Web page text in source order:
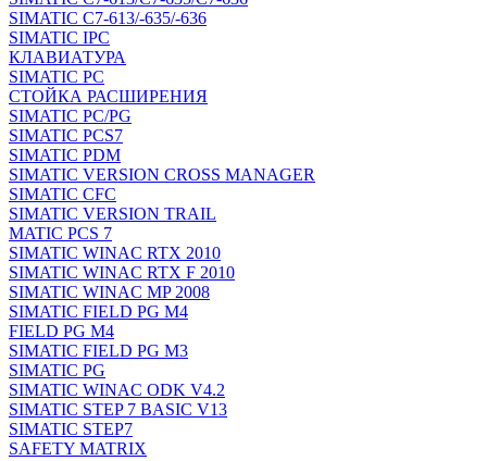
SIMATIC C7-613/-635/-636
SIMATIC IPC
КЛАВИАТУРА
SIMATIC PC
СТОЙКА РАСШИРЕНИЯ
SIMATIC PC/PG
SIMATIC PCS7
SIMATIC PDM
SIMATIC VERSION CROSS MANAGER
SIMATIC CFC
SIMATIC VERSION TRAIL
MATIC PCS 7
SIMATIC WINAC RTX 2010
SIMATIC WINAC RTX F 2010
SIMATIC WINAC MP 2008
SIMATIC FIELD PG M4
FIELD PG M4
SIMATIC FIELD PG M3
SIMATIC PG
SIMATIC WINAC ODK V4.2
SIMATIC STEP 7 BASIC V13
SIMATIC STEP7
SAFETY MATRIX